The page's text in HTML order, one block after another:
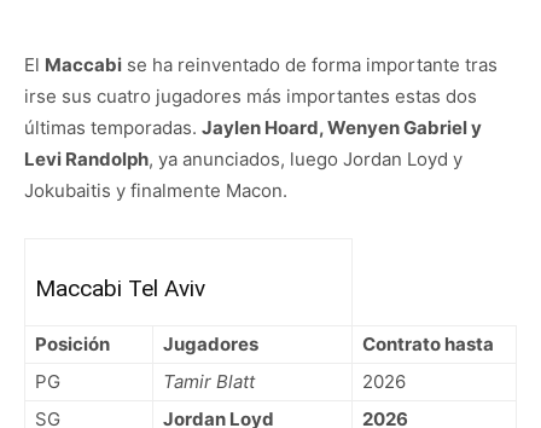
El Maccabi se ha reinventado de forma importante tras
irse sus cuatro jugadores más importantes estas dos
últimas temporadas. Jaylen Hoard, Wenyen Gabriel y
Levi Randolph, ya anunciados, luego Jordan Loyd y
Jokubaitis y finalmente Macon.
Maccabi Tel Aviv
Posición Jugadores
Contrato hasta
PG
Tamir Blatt
2026
SG
Jordan Loyd
2026